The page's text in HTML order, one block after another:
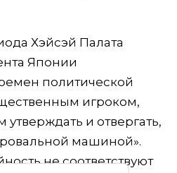
Хэйсэй Палата
Японии
политической
игроком,
и отвергать,
машиной».
не соответствуют